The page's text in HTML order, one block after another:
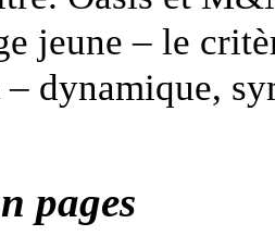
jeune – le
dynamique,
pages